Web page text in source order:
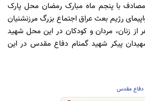
پانزده خرداد سال 1363 مصادف با پنجم ماه مبارک رمضان محل پارک
رژیم بعث عراق اجتماع بزرگ مرزنشنیان
کردند و 605 نفر از زنان، مردان و کودکان در این محل شهید
پیکر شهید گمنام دفاع مقدس در این
دفاع مقدس